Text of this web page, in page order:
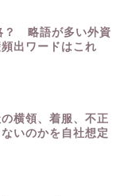
？ 略語が多い外資
出ワードはこれ
横領、着服、不正
いのかを自社想定